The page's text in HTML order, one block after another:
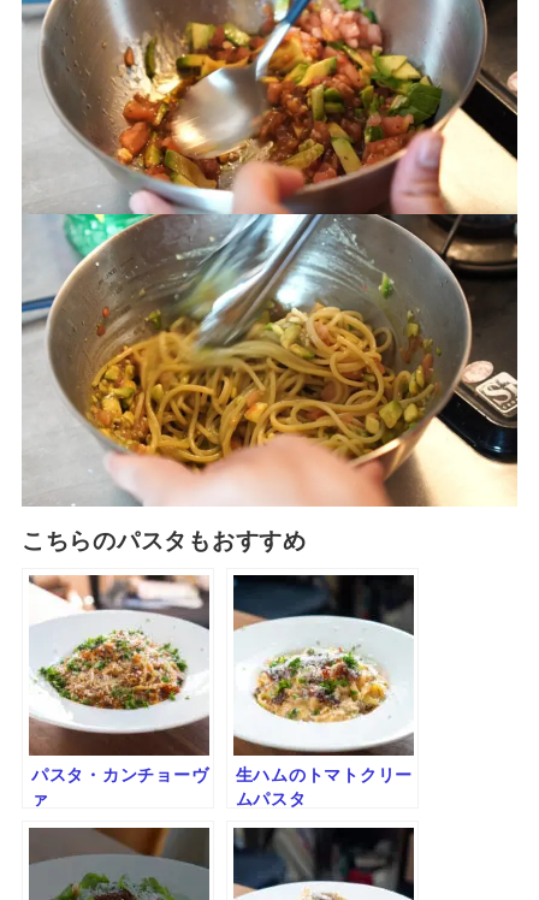
こちらのパスタもおすすめ
パスタ・カンチョーヴ
ァ
生ハムのトマトクリー
ムパスタ